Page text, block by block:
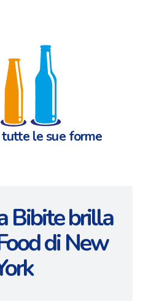
le sue forme
Bibite brilla
di New